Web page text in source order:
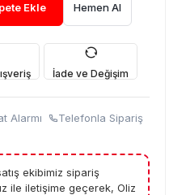
Ekle Hemen Al
İade ve Değişim
Alarmı
Telefonla Sipariş
ekibimiz sipariş
ile iletişime geçerek, Oliz